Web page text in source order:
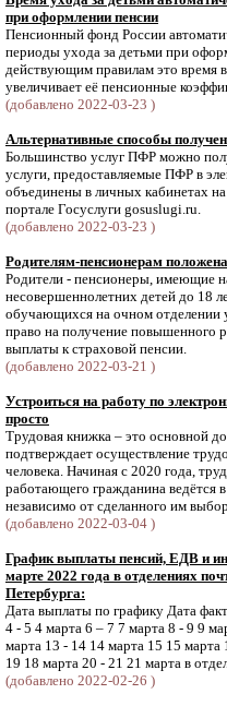
при оформлении пенсии
Пенсионный фонд России
периоды ухода за детьми при
действующим правилам это время
увеличивает её пенсионные
(добавлено 2022-03-23 )
Альтернативные способы
Большинство услуг ПФР можно
услуги, предоставляемые ПФР в
объединены в личных кабинетах
портале Госуслуги gosuslugi.ru.
(добавлено 2022-03-23 )
Родителям-пенсионерам
Родители - пенсионеры, имеющие
несовершеннолетних детей до 18
обучающихся на очном отделении
право на получение повышенного
выплаты к страховой пенсии.
(добавлено 2022-03-21 )
Устроиться на работу по
просто
Трудовая книжка – это основной
подтверждает осуществление
человека. Начиная с 2020 года,
работающего гражданина ведётся
независимо от сделанного им
(добавлено 2022-03-04 )
График выплаты пенсий, ЕДВ и
марте 2022 года в отделениях
Петербурга:
Дата выплаты по графику Дата
4 - 5 4 марта 6 – 7 7 марта 8 - 9 9
марта 13 - 14 14 марта 15 15
19 18 марта 20 - 21 21 марта в
(добавлено 2022-02-26 )